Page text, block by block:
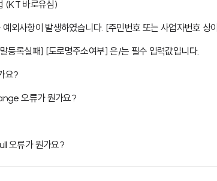
(KT 바로유심)
외사항이 발생하였습니다. [주민번호 또는 사업자번호 상
등록실패] [도로명주소여부] 은/는 필수 입력값입니다.
요?
오류가 뭔가요?
오류가 뭔가요?